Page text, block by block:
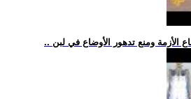
الأزمة ومنع تدهور الأوضاع في لبن